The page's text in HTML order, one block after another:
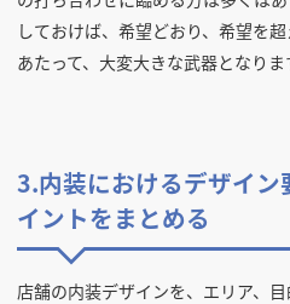
しておけば、希望どおり、希望を
あたって、大変大きな武器となりま
3.内装におけるデザイ
イントをまとめる
店舗の内装デザインを、エリア、